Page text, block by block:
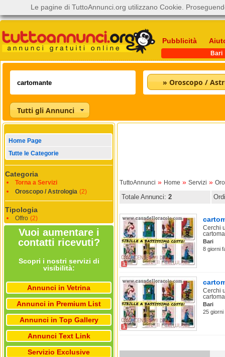
Pubblicità
Bari
» Oroscopo /
Tutti gli Annunci
Home Page
Tutte le Categorie
Categoria
Torna a Servizi
Oroscopo / Astrologia (2)
Tipologia
Offro (2)
Vuoi aumentare i
contatti ricevuti?
Scopri i nostri servizi di
visibilità:
Annunci in Vetrina
Annunci in Premium List
Annunci in Top Gallery
Annunci Text Link
Servizio Exclusive
TuttoAnnunci » Home » Servizi »
Totale Annunci: 2
1
Cerchi
Bari
8 giorni
1
Cerchi
Bari
25 giorni
Le pagine di TuttoAnnunci.org utilizzano Cookie.